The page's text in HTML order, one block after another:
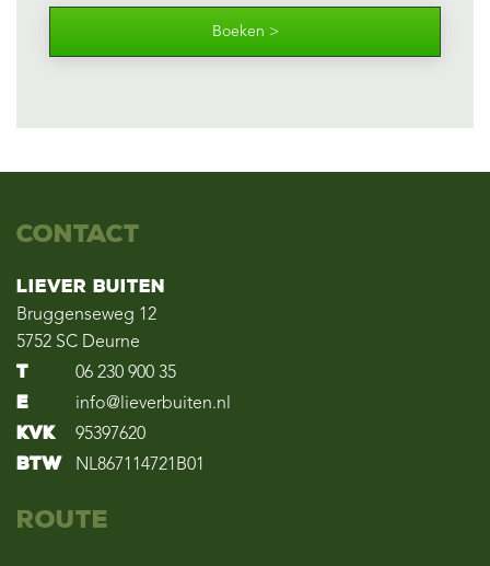
Boeken >
Contact
Liever Buiten
Bruggenseweg 12
5752 SC Deurne
T
06 230 900 35
E
info@lieverbuiten.nl
KvK
95397620
BTW
NL867114721B01
Route